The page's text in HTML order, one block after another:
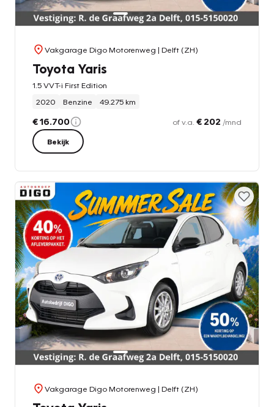
Vakgarage Digo Motorenweg | Delft (ZH)
Toyota Yaris
1.5 VVT-i First Edition
2020
Benzine 49.275 km
€ 16.700 of v.a. € 202 /mnd
Bekijk
Vakgarage Digo Motorenweg | Delft (ZH)